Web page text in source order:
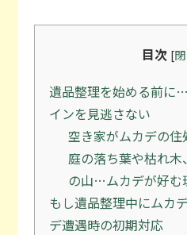
目次 [
遺品整理を始める前に
インを見逃さない
空き家がムカデの住
庭の落ち葉や枯れ
の山…ムカデが好む
もし遺品整理中にムカ
デ遭遇時の初期対応